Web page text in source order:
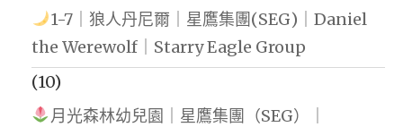
1-7｜狼人丹尼爾｜星鷹集團(SEG)｜Daniel
the Werewolf｜Starry Eagle Group
(10)
月光森林幼兒園｜星鷹集團（SEG）｜